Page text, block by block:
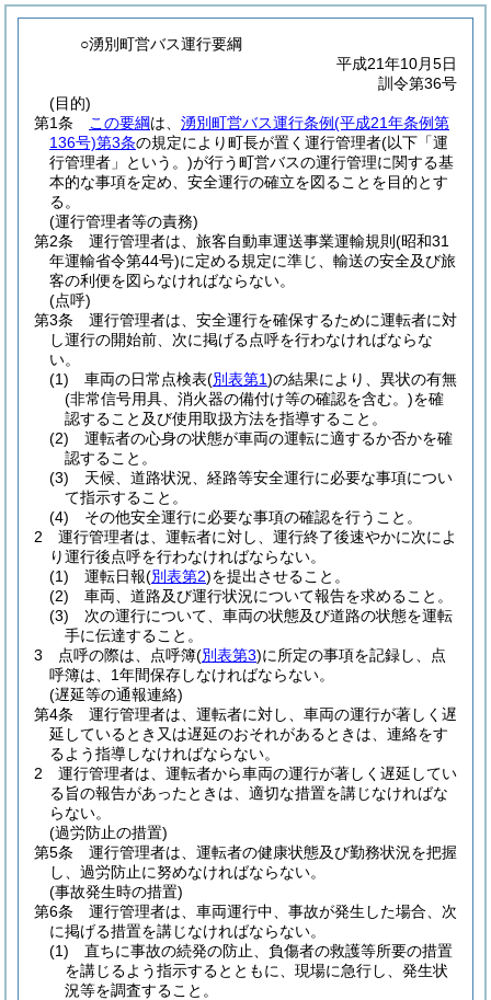
○湧別町営バス運行要綱
平成21年10月5日
訓令第36号
(目的)
第1条
この要綱は、 湧別町営バス運行条例(平成21年条例第
136号)第3条の規定により町長が置く運行管理者(以下「運
行管理者」という。)が行う町営バスの運行管理に関する基
本的な事項を定め、安全運行の確立を図ることを目的とす
る。
(運行管理者等の責務)
第2条
運行管理者は、旅客自動車運送事業運輸規則 (昭和31
年運輸省令第44号)に定める規定に準じ、輸送の安全及び旅
客の利便を図らなければならない。
(点呼)
第3条
運行管理者は、安全運行を確保するために運転者に対
し運行の開始前、次に掲げる点呼を行わなければならな
い。
(1)
車両の日常点検表(別表第1)の結果により、異状の有無
(非常信号用具、消火器の備付け等の確認を含む。)を確
認すること及び使用取扱方法を指導すること。
(2)
運転者の心身の状態が車両の運転に適するか否かを確
認すること。
(3)
天候、道路状況、経路等安全運行に必要な事項につい
て指示すること。
(4)
その他安全運行に必要な事項の確認を行うこと。
2
運行管理者は、運転者に対し、運行終了後速やかに次によ
り運行後点呼を行わなければならない。
(1)
運転日報(別表第2)を提出させること。
(2)
車両、道路及び運行状況について報告を求めること。
(3)
次の運行について、車両の状態及び道路の状態を運転
手に伝達すること。
3
点呼の際は、点呼簿(別表第3)に所定の事項を記録し、点
呼簿は、1年間保存しなければならない。
(遅延等の通報連絡)
第4条
運行管理者は、運転者に対し、車両の運行が著しく遅
延しているとき又は遅延のおそれがあるときは、連絡をす
るよう指導しなければならない。
2
運行管理者は、運転者から車両の運行が著しく遅延してい
る旨の報告があったときは、適切な措置を講じなければな
らない。
(過労防止の措置)
第5条
運行管理者は、運転者の健康状態及び勤務状況を把握
し、過労防止に努めなければならない。
(事故発生時の措置)
第6条
運行管理者は、車両運行中、事故が発生した場合、次
に掲げる措置を講じなければならない。
(1)
直ちに事故の続発の防止、負傷者の救護等所要の措置
を講じるよう指示するとともに、現場に急行し、発生状
況等を調査すること。